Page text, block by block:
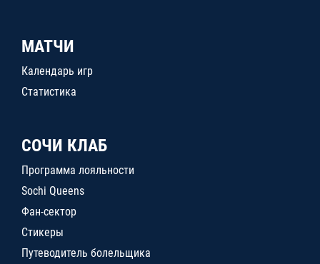
МАТЧИ
Календарь игр
Статистика
СОЧИ КЛАБ
Программа лояльности
Sochi Queens
Фан-сектор
Стикеры
Путеводитель болельщика